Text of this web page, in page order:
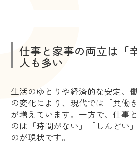
仕事と家事の両立は「
人も多い
生活のゆとりや経済的な安定、
の変化により、現代では「共働
が増えています。一方で、仕事
のは「時間がない」「しんどい
のが現状です。